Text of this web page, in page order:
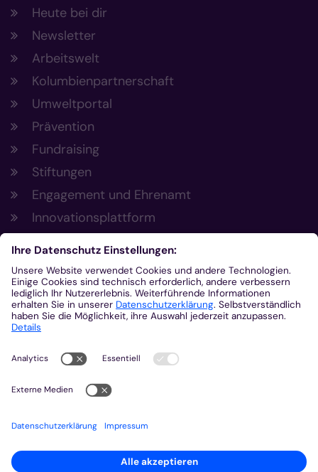
Heute bei dir
Newsletter
Arbeitswelt
Kolumbienpartnerschaft
Umweltportal
Prävention
Fundraising
Stiftungen
Engagement und Ehrenamt
Innovationsplattform
Aus der Plattform
Nachrichten
Veranstaltungen
Gottesdienste
Stellenangebote
Kirchenzeitung
Amtsblatt (Kirchlicher Anzeiger)
Rechtsdatenbank
Meldestelle gemäß Hinweisgeberschutzgesetz